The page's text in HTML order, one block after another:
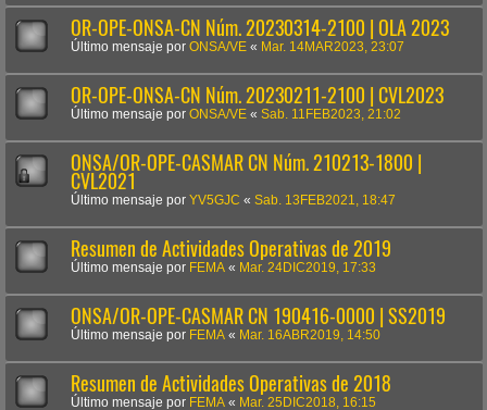
OR-OPE-ONSA-CN Núm. 20230314-2100 | OLA 2023
Último mensaje por ONSA/VE « Mar. 14MAR2023, 23:07
OR-OPE-ONSA-CN Núm. 20230211-2100 | CVL2023
Último mensaje por ONSA/VE « Sab. 11FEB2023, 21:02
ONSA/OR-OPE-CASMAR CN Núm. 210213-1800 |
CVL2021
Último mensaje por YV5GJC « Sab. 13FEB2021, 18:47
Resumen de Actividades Operativas de 2019
Último mensaje por FEMA « Mar. 24DIC2019, 17:33
ONSA/OR-OPE-CASMAR CN 190416-0000 | SS2019
Último mensaje por FEMA « Mar. 16ABR2019, 14:50
Resumen de Actividades Operativas de 2018
Último mensaje por FEMA « Mar. 25DIC2018, 16:15